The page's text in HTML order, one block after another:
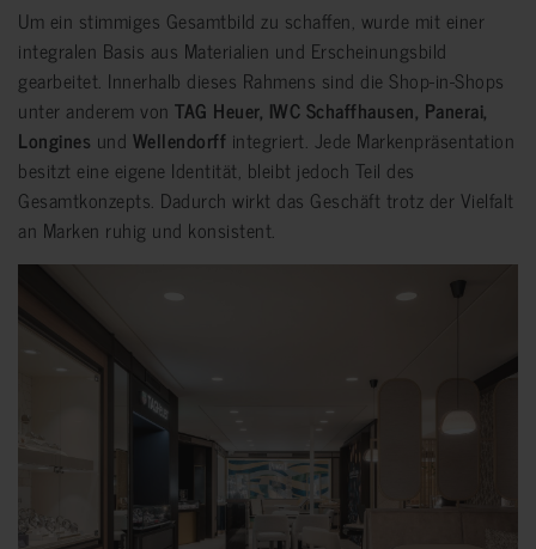
Um ein stimmiges Gesamtbild zu schaffen, wurde mit einer
integralen Basis aus Materialien und Erscheinungsbild
gearbeitet. Innerhalb dieses Rahmens sind die Shop-in-Shops
unter anderem von TAG Heuer, IWC Schaffhausen, Panerai,
Longines und Wellendorff integriert. Jede Markenpräsentation
besitzt eine eigene Identität, bleibt jedoch Teil des
Gesamtkonzepts. Dadurch wirkt das Geschäft trotz der Vielfalt
an Marken ruhig und konsistent.